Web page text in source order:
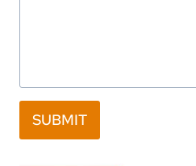
SUBMIT